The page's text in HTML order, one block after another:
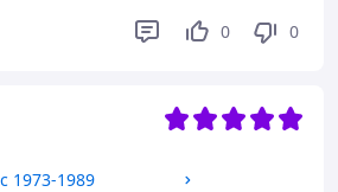
0 0
1973-1989